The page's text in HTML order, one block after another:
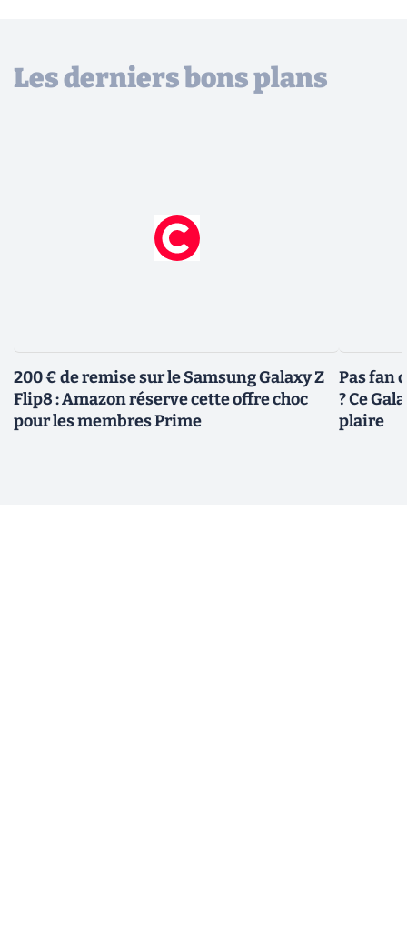
Les derniers bons plans
200 € de remise sur le Samsung Galaxy Z
Flip8 : Amazon réserve cette offre choc
pour les membres Prime
Pas fan
? Ce
plaire